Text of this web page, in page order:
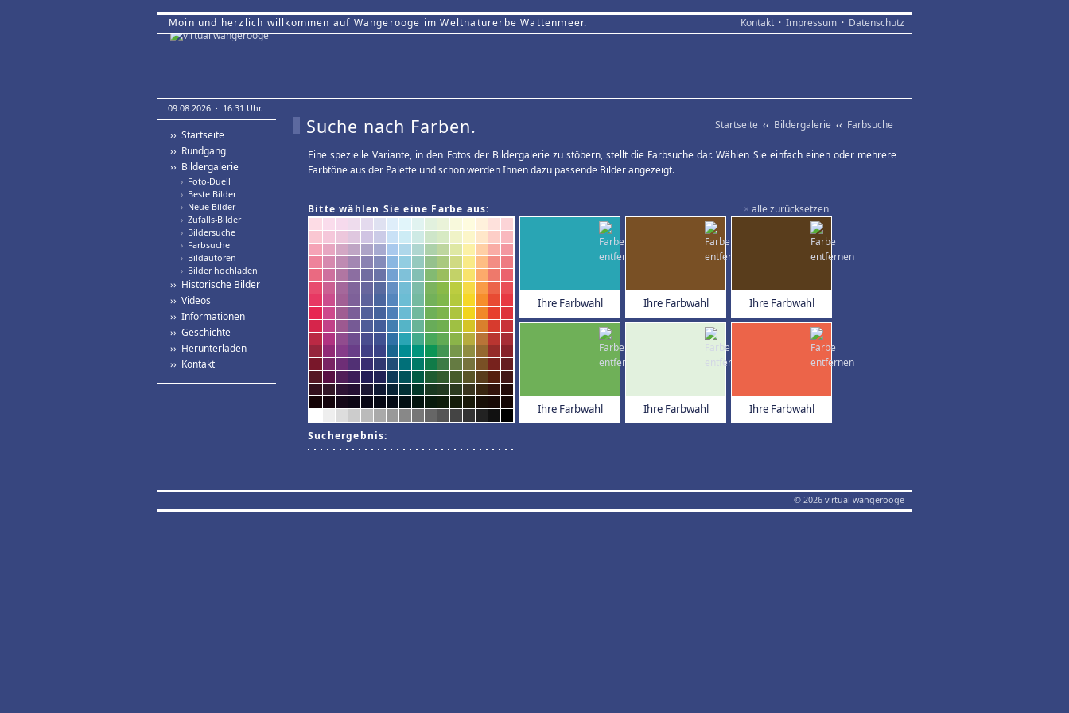
Moin und herzlich willkommen auf Wangerooge im Weltnaturerbe Wattenmeer. Kontakt · Impressum · Datenschutz
09.08.2026 · 16:31 Uhr.
›› Startseite
›› Rundgang
›› Bildergalerie
› Foto-Duell
› Beste Bilder
› Neue Bilder
› Zufalls-Bilder
› Bildersuche
› Farbsuche
› Bildautoren
› Bilder hochladen
›› Historische Bilder
›› Videos
›› Informationen
›› Geschichte
›› Herunterladen
›› Kontakt
Startseite ‹‹ Bildergalerie ‹‹ Farbsuche
Suche nach Farben.
Eine spezielle Variante, in den Fotos der Bildergalerie zu stöbern, stellt die Farbsuche dar. Wählen Sie einfach einen oder mehrere
Farbtöne aus der Palette und schon werden Ihnen dazu passende Bilder angezeigt.
× alle zurücksetzen
Bitte wählen Sie eine Farbe aus:
Ihre Farbwahl Ihre Farbwahl Ihre Farbwahl
Ihre Farbwahl Ihre Farbwahl Ihre Farbwahl
Suchergebnis:
© 2026 virtual wangerooge